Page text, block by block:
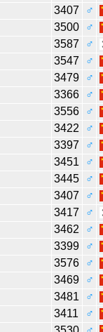
3407
♂
3500
♂
3587
♂
3547
♂
3479
♂
3366
♂
3556
♂
3422
♂
3397
♂
3451
♂
3445
♂
3407
♂
3417
♂
3462
♂
3399
♂
3576
♂
3469
♂
3481
♂
3411
♂